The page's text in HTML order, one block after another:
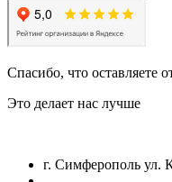
Спасибо, что оставляете
Это делает нас лучше
г. Симферополь ул.